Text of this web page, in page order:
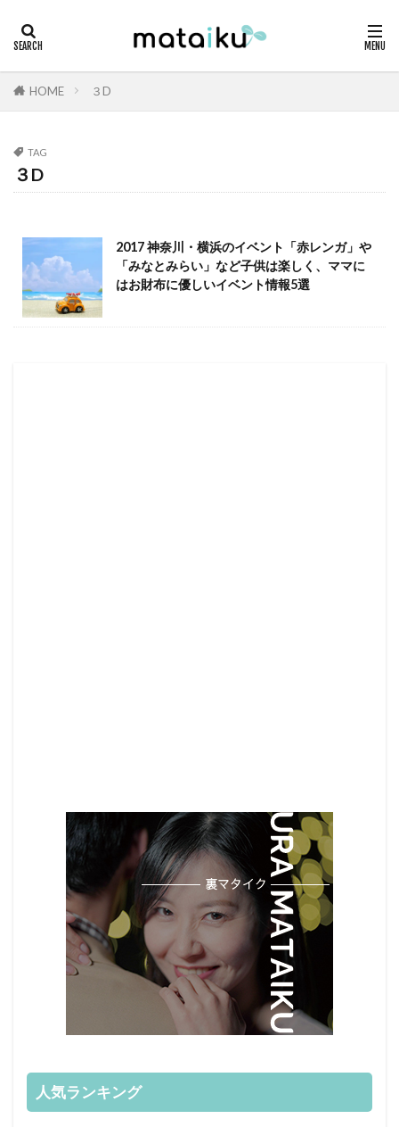
HOME ３D
TAG
３D
2017 神奈川・横浜のイベント「赤レンガ」や
「みなとみらい」など子供は楽しく、ママに
はお財布に優しいイベント情報5選
人気ランキング